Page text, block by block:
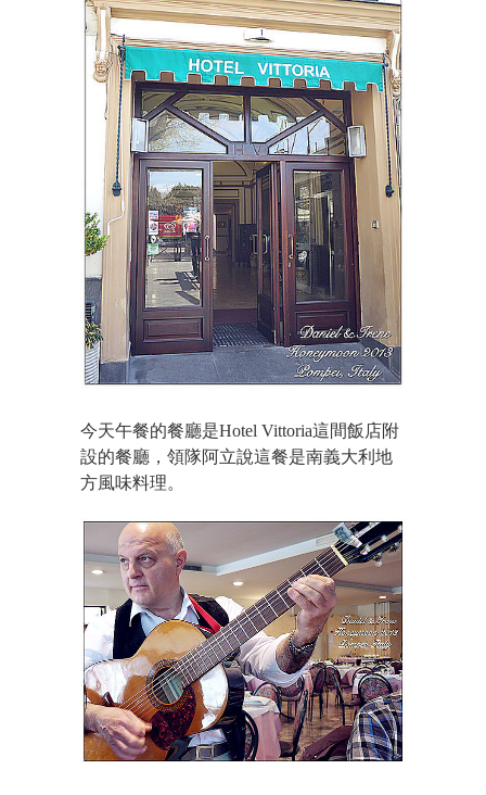
今天午餐的餐廳是Hotel Vittoria這間飯店附
設的餐廳，領隊阿立說這餐是南義大利地
方風味料理。